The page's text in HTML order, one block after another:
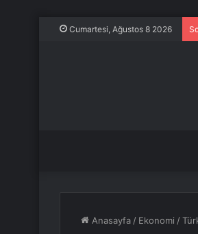
Cumartesi, Ağustos 8 2026
Anasayfa / Ekonomi /